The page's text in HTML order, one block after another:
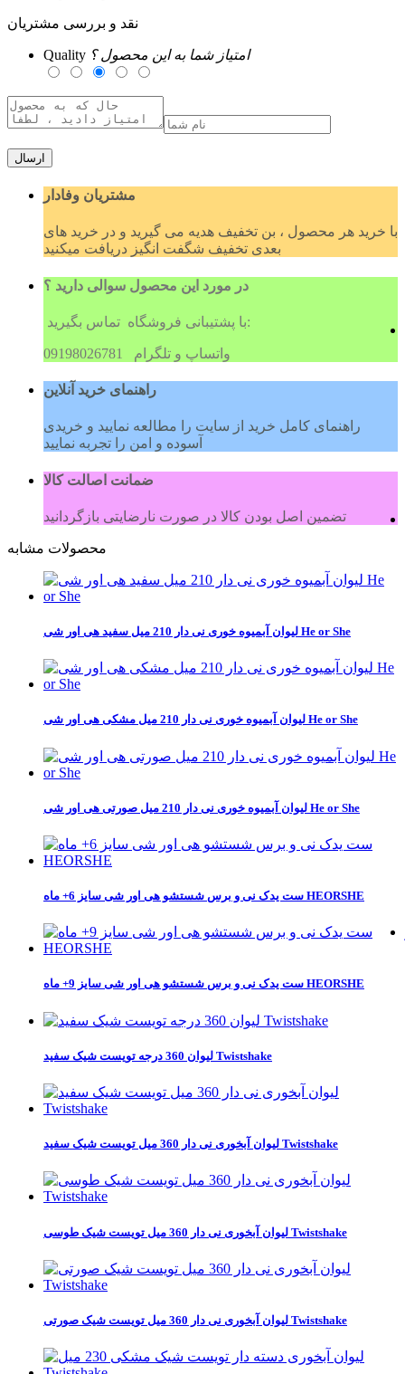
نقد و بررسی مشتریان
Quality امتیاز شما به این محصول ؟
ارسال
مشتریان وفادار
با خرید هر محصول ، بن تخفیف هدیه می گیرید و در خرید های
بعدی تخفیف شگفت انگیز دریافت میکنید
در مورد این محصول سوالی دارید ؟
با پشتیبانی فروشگاه تماس بگیرید:
09198026781 واتساپ و تلگرام
راهنمای خرید آنلاین
راهنمای کامل خرید از سایت را مطالعه نمایید و خریدی
آسوده و امن را تجربه نمایید
ضمانت اصالت کالا
تضمین اصل بودن کالا در صورت نارضایتی بازگردانید
محصولات مشابه
لیوان آبمیوه خوری نی دار 210 میل سفید هی اور شی He or She
لیوان آبمیوه خوری نی دار 210 میل مشکی هی اور شی He or She
لیوان آبمیوه خوری نی دار 210 میل صورتی هی اور شی He or She
ست یدک نی و برس شستشو هی اور شی سایز 6+ ماه HEORSHE
ست یدک نی و برس شستشو هی اور شی سایز 9+ ماه HEORSHE
لیوان 360 درجه تویست شیک سفید Twistshake
لیوان آبخوری نی دار 360 میل تویست شیک سفید Twistshake
لیوان آبخوری نی دار 360 میل تویست شیک طوسی Twistshake
لیوان آبخوری نی دار 360 میل تویست شیک صورتی Twistshake